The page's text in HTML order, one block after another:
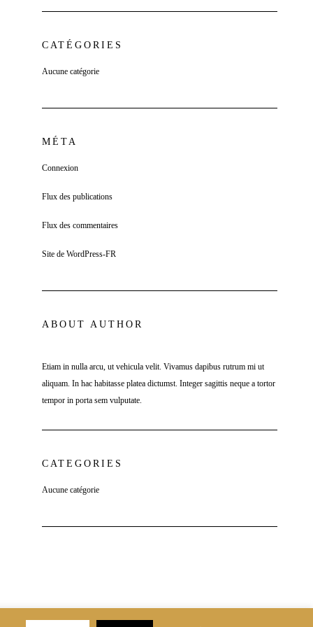
CATÉGORIES
Aucune catégorie
MÉTA
Connexion
Flux des publications
Flux des commentaires
Site de WordPress-FR
ABOUT AUTHOR
Etiam in nulla arcu, ut vehicula velit. Vivamus dapibus rutrum mi ut
aliquam. In hac habitasse platea dictumst. Integer sagittis neque a tortor
tempor in porta sem vulputate.
CATEGORIES
Aucune catégorie